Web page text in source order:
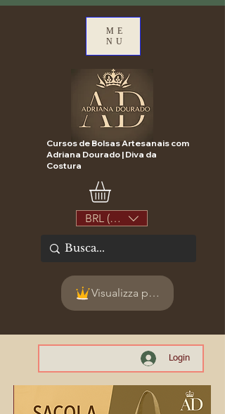
ME
NU
Cursos de Bolsas Artesanais com
Adriana Dourado | Diva da
Costura
BRL (R$)
Visualizza punti
Login